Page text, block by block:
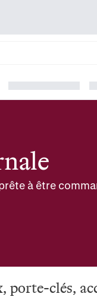
à être
porte-clés,